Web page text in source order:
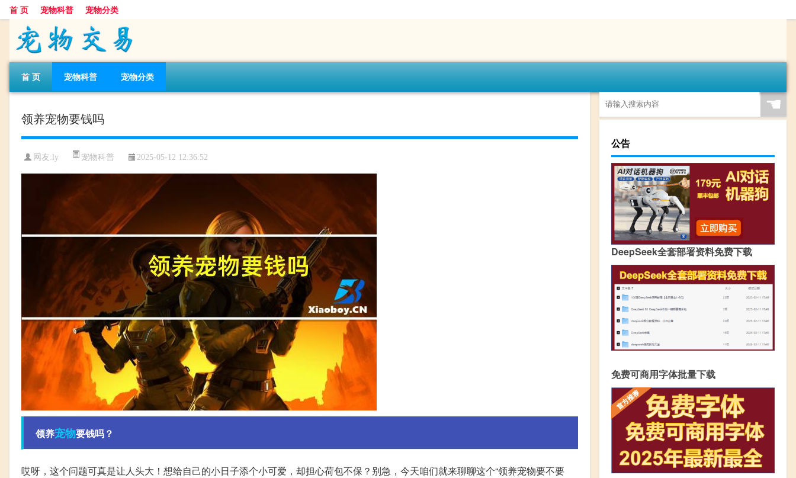
首 页 宠物科普 宠物分类
首 页 宠物科普 宠物分类
领养宠物要钱吗
网友:ly 宠物科普 2025-05-12 12:36:52
领养宠物要钱吗？
哎呀，这个问题可真是让人头大！想给自己的小日子添个小可爱，却担心荷包不保？别急，今天咱们就来聊聊这个“领养宠物要不要
☚
公告
DeepSeek全套部署资料免费下载
免费可商用字体批量下载